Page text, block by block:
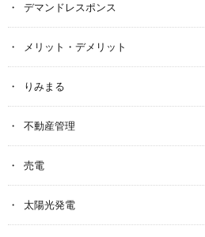
デマンドレスポンス
メリット・デメリット
りみまる
不動産管理
売電
太陽光発電